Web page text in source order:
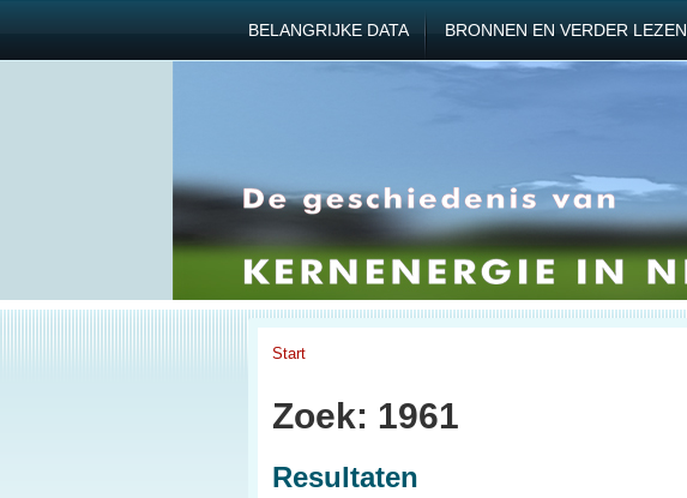
BELANGRIJKE DATA BRONNEN EN VERDER LEZEN
Start
Zoek: 1961
Resultaten